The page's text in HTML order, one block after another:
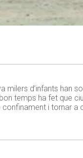
milers d’infants
temps ha fet que
i tornar